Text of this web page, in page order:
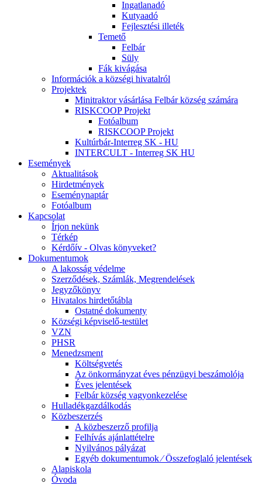
Ingatlanadó
Kutyaadó
Fejlesztési illeték
Temető
Felbár
Süly
Fák kivágása
Információk a községi hivatalról
Projektek
Minitraktor vásárlása Felbár község számára
RISKCOOP Projekt
Fotóalbum
RISKCOOP Projekt
Kultúrbár-Interreg SK - HU
INTERCULT - Interreg SK HU
Események
Aktualitások
Hirdetmények
Eseménynaptár
Fotóalbum
Kapcsolat
Írjon nekünk
Térkép
Kérdőív - Olvas könyveket?
Dokumentumok
A lakosság védelme
Szerződések, Számlák, Megrendelések
Jegyzőkönyv
Hivatalos hirdetőtábla
Ostatné dokumenty
Községi képviselő-testület
VZN
PHSR
Menedzsment
Költségvetés
Az önkormányzat éves pénzügyi beszámolója
Éves jelentések
Felbár község vagyonkezelése
Hulladékgazdálkodás
Közbeszerzés
A közbeszerző profilja
Felhívás ajánlattételre
Nyilvános pályázat
Egyéb dokumentumok ⁄ Összefoglaló jelentések
Alapiskola
Óvoda